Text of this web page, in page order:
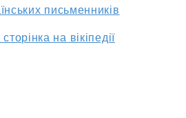
письменників
на вікіпедії